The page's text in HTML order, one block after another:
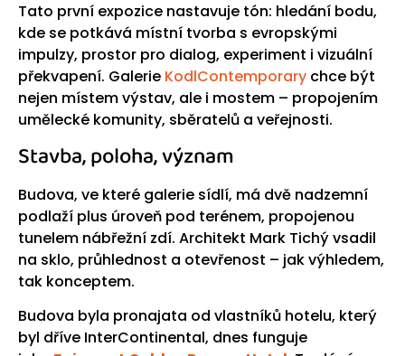
Tato první expozice nastavuje tón: hledání bodu,
kde se potkává místní tvorba s evropskými
impulzy, prostor pro dialog, experiment i vizuální
překvapení. Galerie KodlContemporary chce být
nejen místem výstav, ale i mostem – propojením
umělecké komunity, sběratelů a veřejnosti.
Stavba, poloha, význam
Budova, ve které galerie sídlí, má dvě nadzemní
podlaží plus úroveň pod terénem, propojenou
tunelem nábřežní zdí. Architekt Mark Tichý vsadil
na sklo, průhlednost a otevřenost – jak výhledem,
tak konceptem.
Budova byla pronajata od vlastníků hotelu, který
byl dříve InterContinental, dnes funguje